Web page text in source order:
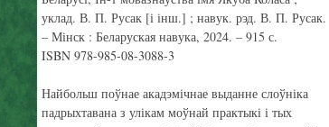
уклад. В. П. Русак [і інш.] ; навук. рэд. В. П. Русак.
– Мінск : Беларуская навука, 2024. – 915 с.
ISBN 978-985-08-3088-3
Найбольш поўнае акадэмічнае выданне слоўніка
падрыхтавана з улікам моўнай практыкі і тых